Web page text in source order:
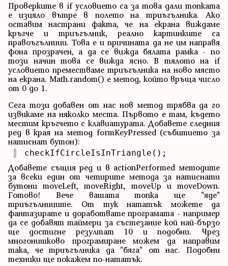
Проверките в if условието са за това дали топката
е изцяло вътре в полето на триъгълника. Ако
оставим настрани факта, че на екрана виждаме
кръгче и триъгълник, реално картинките са
правоъгълници. Това е и причината да не им направя
фона прозрачен, а да се вижда бялата рамка - по
този начин това се вижда ясно. В тялото на if
условието преместваме триъгълника на ново място
на екрана. Math.random() е метод, който връща число
от 0 до 1.
Сега този добавен от нас нов метод трябва да го
извикаме на няколко места. Първото е там, където
местим кръгчето с клавиатурата. Добавете следния
ред в края на метод formKeyPressed (събитието за
натиснат бутон):
checkIfCircleIsInTriangle();
Добавете същия ред и в actionPerformed методите
за всеки един от четирите метода за натиснати
бутони moveLeft, moveRight, moveUp и moveDown.
Готово! Вече вашата топка ще "яде"
триъгълниците. От тук нататък можете да
фантазирате и доработвате програмата - например
да се добавят таймери за състезание кой най-бързо
ще достигне резултат 10 и подобни. Чрез
многонишково програмиране можем да направим
така, че триъгълника да "бяга" от нас. Подобни
техники ще покажем по-нататък.